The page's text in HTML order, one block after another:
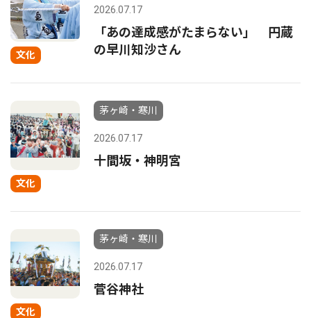
文化
2026.07.17
「あの達成感がたまらない」 円蔵
の早川知沙さん
文化
茅ヶ崎・寒川
2026.07.17
十間坂・神明宮
文化
茅ヶ崎・寒川
2026.07.17
菅谷神社